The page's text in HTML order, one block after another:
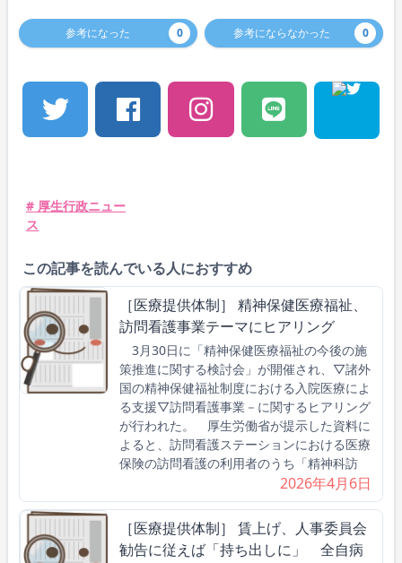
参考になった 0 参考にならなかった 0
# 厚生行政ニュー
ス
この記事を読んでいる人におすすめ
［医療提供体制］ 精神保健医療福祉、
訪問看護事業テーマにヒアリング
3月30日に「精神保健医療福祉の今後の施
策推進に関する検討会」が開催され、▽諸外
国の精神保健福祉制度における入院医療によ
る支援▽訪問看護事業－に関するヒアリング
が行われた。 厚生労働省が提示した資料に
よると、訪問看護ステーションにおける医療
保険の訪問看護の利用者のうち「精神科訪
2026年4月6日
［医療提供体制］ 賃上げ、人事委員会
勧告に従えば「持ち出しに」 全自病